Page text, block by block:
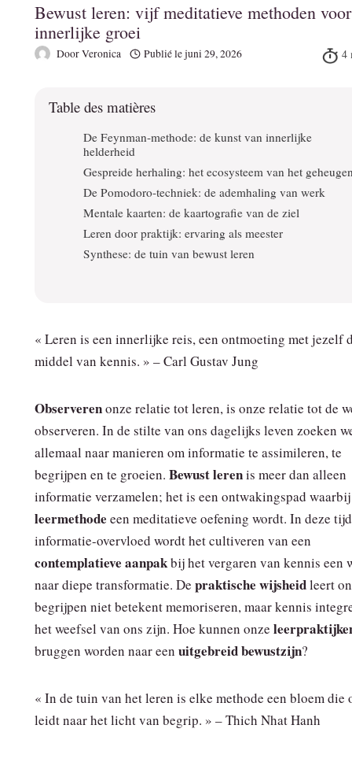
Bewust leren: vijf meditatieve methoden voor
innerlijke groei
DoorVeronica Publié lejuni 29, 2026
Table des matières
De Feynman-methode: de kunst van innerlijke
helderheid
Gespreide herhaling: het ecosysteem van het
De Pomodoro-techniek: de ademhaling van werk
Mentale kaarten: de kaartografie van de ziel
Leren door praktijk: ervaring als meester
Synthese: de tuin van bewust leren
« Leren is een innerlijke reis, een ontmoeting met jezelf
middel van kennis. » – Carl Gustav Jung
Observerenonze relatie tot leren, is onze relatie tot de
observeren. In de stilte van ons dagelijks leven zoeken
allemaal naar manieren om informatie te assimileren, te
begrijpen en te groeien. Bewust lerenis meer dan alleen
informatie verzamelen; het is een ontwakingspad
leermethode een meditatieve oefening wordt. In deze
informatie-overvloed wordt het cultiveren van een
contemplatieve aanpakbij het vergaren van kennis een
naar diepe transformatie. De praktische wijsheidleert
begrijpen niet betekent memoriseren, maar kennis
het weefsel van ons zijn. Hoe kunnen onze
bruggen worden naar een uitgebreid bewustzijn?
« In de tuin van het leren is elke methode een bloem die
leidt naar het licht van begrip. » – Thich Nhat Hanh